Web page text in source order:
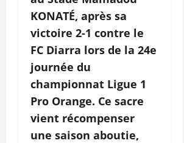
KONATÉ, après sa
victoire 2‑1 contre le
FC Diarra lors de la 24e
journée du
championnat Ligue 1
Pro Orange. Ce sacre
vient récompenser
une saison aboutie,